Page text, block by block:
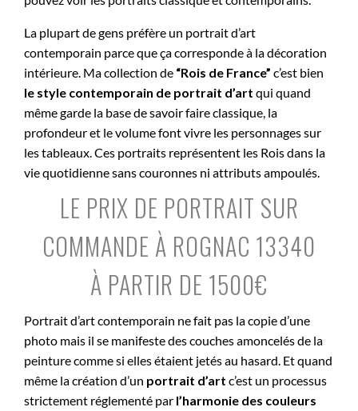
La plupart de gens préfère un portrait d’art
contemporain parce que ça corresponde à la décoration
intérieure. Ma collection de “Rois de France” c’est bien
le style contemporain de portrait d’art qui quand
même garde la base de savoir faire classique, la
profondeur et le volume font vivre les personnages sur
les tableaux. Ces portraits représentent les Rois dans la
vie quotidienne sans couronnes ni attributs ampoulés.
LE PRIX DE PORTRAIT SUR
COMMANDE À ROGNAC 13340
À PARTIR DE 1500€
Portrait d’art contemporain ne fait pas la copie d’une
photo mais il se manifeste des couches amoncelés de la
peinture comme si elles étaient jetés au hasard. Et quand
même la création d’un portrait d’art c’est un processus
strictement réglementé par l’harmonie des couleurs